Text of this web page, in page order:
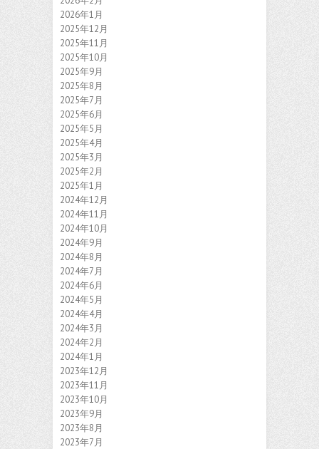
2026年1月
2025年12月
2025年11月
2025年10月
2025年9月
2025年8月
2025年7月
2025年6月
2025年5月
2025年4月
2025年3月
2025年2月
2025年1月
2024年12月
2024年11月
2024年10月
2024年9月
2024年8月
2024年7月
2024年6月
2024年5月
2024年4月
2024年3月
2024年2月
2024年1月
2023年12月
2023年11月
2023年10月
2023年9月
2023年8月
2023年7月